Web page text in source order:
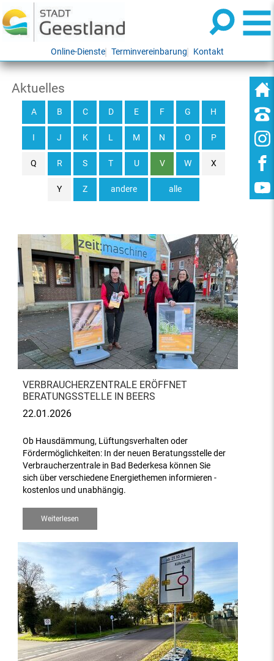
Online-Dienste Terminvereinbarung Kontakt
Aktuelles
alle
A B C D E F G H
I J K L M N O P
Q R S T U V W X
Y Z andere
VERBRAUCHERZENTRALE ERÖFFNET
BERATUNGSSTELLE IN BEERS
22.01.2026
Ob Hausdämmung, Lüftungsverhalten oder
Fördermöglichkeiten: In der neuen Beratungsstelle der
Verbraucherzentrale in Bad Bederkesa können Sie
sich über verschiedene Energiethemen informieren -
kostenlos und unabhängig.
Weiterlesen